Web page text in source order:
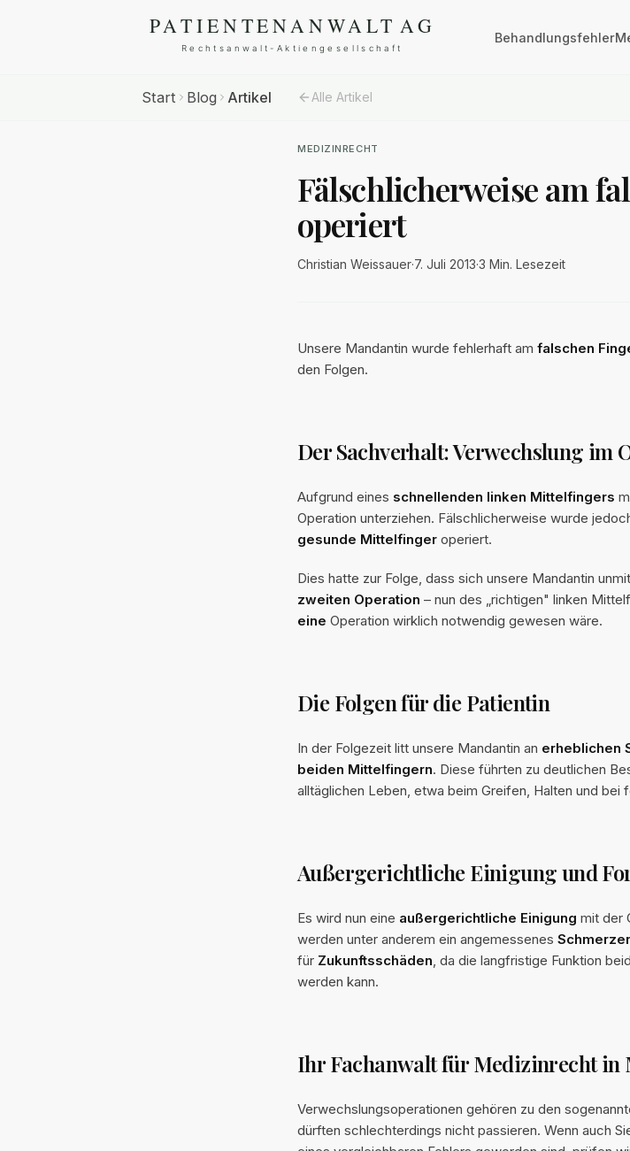
Behandlungsfehler
Start Blog Artikel Alle Artikel
MEDIZINRECHT
Fälschlicherweise am
operiert
Christian Weissauer·7. Juli 2013·3 Min. Lesezeit
Unsere Mandantin wurde fehlerhaft am falschen
den Folgen.
Der Sachverhalt: Verwechslung im
Aufgrund eines schnellenden linken Mittelfingers
Operation unterziehen. Fälschlicherweise wurde
gesunde Mittelfinger operiert.
Dies hatte zur Folge, dass sich unsere Mandantin
zweiten Operation – nun des „richtigen" linken
eine Operation wirklich notwendig gewesen wäre.
Die Folgen für die Patientin
In der Folgezeit litt unsere Mandantin an erheblichen
beiden Mittelfingern. Diese führten zu deutlichen
alltäglichen Leben, etwa beim Greifen, Halten und bei
Außergerichtliche Einigung und
Es wird nun eine außergerichtliche Einigung mit der
werden unter anderem ein angemessenes
für Zukunftsschäden, da die langfristige Funktion
werden kann.
Ihr Fachanwalt für Medizinrecht in
Verwechslungsoperationen gehören zu den
dürften schlechterdings nicht passieren. Wenn auch